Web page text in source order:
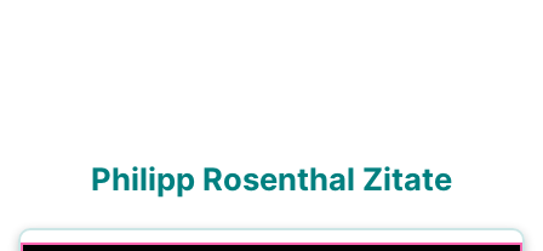
Philipp Rosenthal Zitate